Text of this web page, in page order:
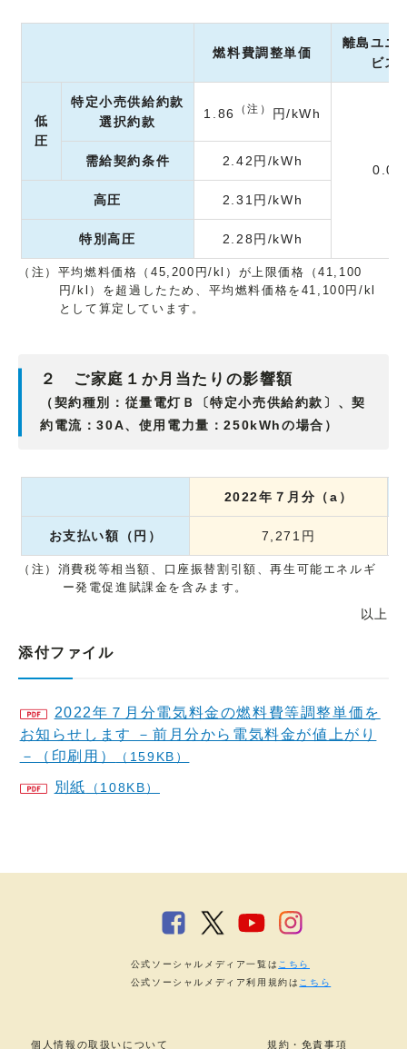
燃料費調整単価
離島ユニ
ビス
低
圧
特定小売供給約款
選択約款
1.86 （注） 円/kWh
0.06
需給契約条件 2.42円/kWh
高圧 2.31円/kWh
特別高圧 2.28円/kWh
（注）平均燃料価格（45,200円/kl）が上限価格（41,100
円/kl）を超過したため、平均燃料価格を41,100円/kl
として算定しています。
２ ご家庭１か月当たりの影響額
（契約種別：従量電灯Ｂ〔特定小売供給約款〕、契
約電流：30A、使用電力量：250kWhの場合）
2022年７月分（a）
お支払い額（円） 7,271円
（注）消費税等相当額、口座振替割引額、再生可能エネルギ
ー発電促進賦課金を含みます。
以上
添付ファイル
2022年７月分電気料金の燃料費等調整単価を
お知らせします －前月分から電気料金が値上がり
－（印刷用）
（159KB）
別紙 （108KB）
個人情報の取扱いについて 規約・免責事項
公式ソーシャルメディア一覧は こちら
公式ソーシャルメディア利用規約は こちら